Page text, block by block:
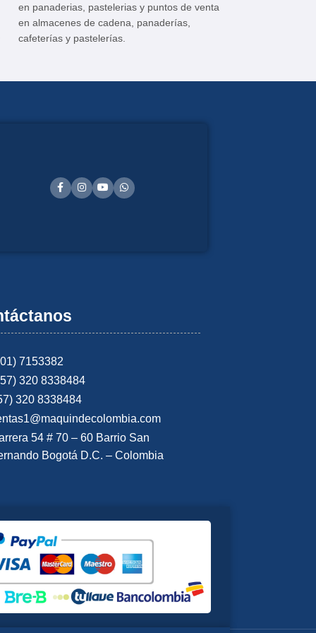
en panaderias, pastelerias y puntos de venta
en almacenes de cadena, panaderías,
cafeterías y pastelerías.
,restaurantes y
7153382
320 8338484
320 8338484
54 # 70 – 60 Barrio San
Bogotá D.C. – Colombia